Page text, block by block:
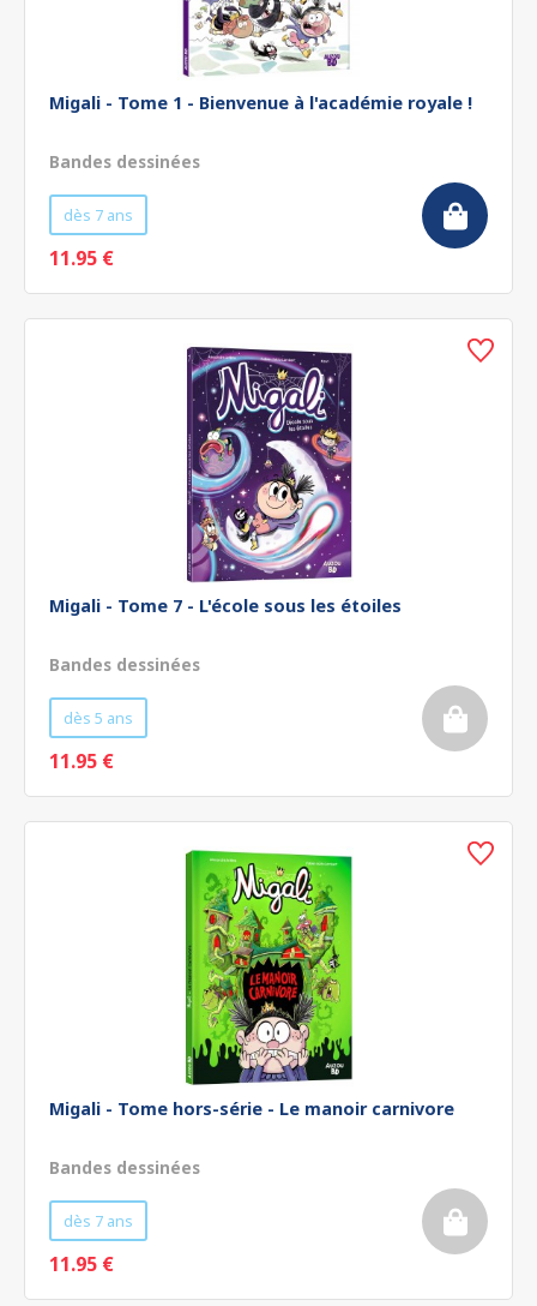
Migali - Tome 1 - Bienvenue à l'académie royale !
Bandes dessinées
dès 7 ans
11.95 €
Migali - Tome 7 - L'école sous les étoiles
Bandes dessinées
dès 5 ans
11.95 €
Migali - Tome hors-série - Le manoir carnivore
Bandes dessinées
dès 7 ans
11.95 €